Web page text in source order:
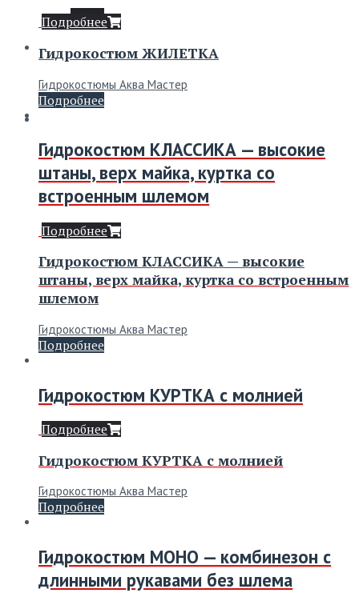
О нас
0₽
Подробнее
Гидрокостюм ЖИЛЕТКА
Гидрокостюмы Аква Мастер
Подробнее
Гидрокостюм КЛАССИКА — высокие
штаны, верх майка, куртка со
встроенным шлемом
Подробнее
Гидрокостюм КЛАССИКА — высокие
штаны, верх майка, куртка со встроенным
шлемом
Гидрокостюмы Аква Мастер
Подробнее
Гидрокостюм КУРТКА с молнией
Подробнее
Гидрокостюм КУРТКА с молнией
Гидрокостюмы Аква Мастер
Подробнее
Гидрокостюм МОНО — комбинезон с
длинными рукавами без шлема